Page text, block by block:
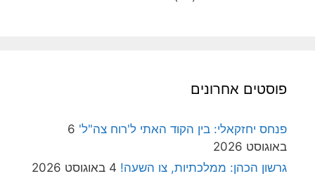
פוסטים אחרונים
פנחס יחזקאלי: בין הקוד האתי ל'רוח צה"ל' 6
באוגוסט 2026
גרשון הכהן: ממלכתיות, צו השעה! 4 באוגוסט 2026